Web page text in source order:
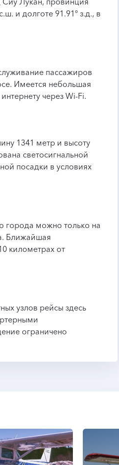
и долготе 91.91° з.д., в
пассажиров
Имеется небольшая
через Wi-Fi.
1341 метр и высоту
светосигнальной
посадки в условиях
города можно только на
Ближайшая
километрах от
узлов рейсы здесь
ограничено